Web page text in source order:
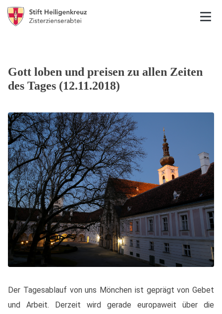
Gott loben und preisen zu allen Zeiten
des Tages (12.11.2018)
Der Tagesablauf von uns Mönchen ist geprägt von Gebet
und Arbeit. Derzeit wird gerade europaweit über die